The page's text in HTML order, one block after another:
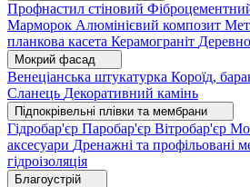
Профнастил стіновий
Марморок Алюмінієвий композит
планкова касета Керамограніт
Мокрий фасад
Венеціанська штукатурка Короїд,
Сланець Декоративний камінь
Підпокрівельні плівки та мембрани
Гідробар'єр Паробар'єр Вітробар'єр
аксесуари Дренажні та профільовані
гідроізоляція
Благоустрій